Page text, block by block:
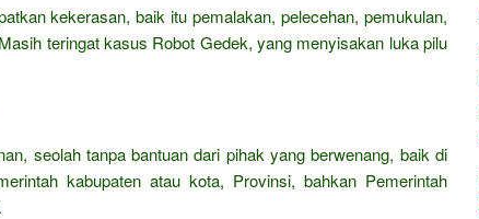
kekerasan, baik itu pemalakan, pelecehan, pemukulan,
teringat kasus Robot Gedek, yang menyisakan luka pilu
seolah tanpa bantuan dari pihak yang berwenang, baik di
kabupaten atau kota, Provinsi, bahkan Pemerintah